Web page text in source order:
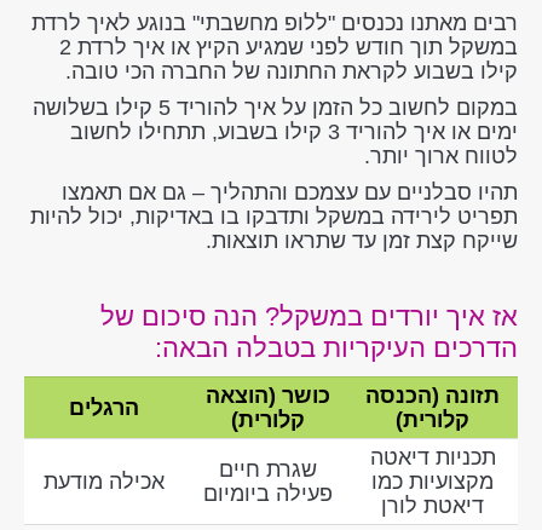
רבים מאתנו נכנסים "ללופ מחשבתי" בנוגע לאיך לרדת
במשקל תוך חודש לפני שמגיע הקיץ או איך לרדת 2
קילו בשבוע לקראת החתונה של החברה הכי טובה.
במקום לחשוב כל הזמן על איך להוריד 5 קילו בשלושה
ימים או איך להוריד 3 קילו בשבוע, תתחילו לחשוב
לטווח ארוך יותר.
תהיו סבלניים עם עצמכם והתהליך – גם אם תאמצו
תפריט לירידה במשקל ותדבקו בו באדיקות, יכול להיות
שייקח קצת זמן עד שתראו תוצאות.
אז איך יורדים במשקל? הנה סיכום של
הדרכים העיקריות בטבלה הבאה:
תזונה (הכנסה
קלורית)
כושר (הוצאה
קלורית)
הרגלים
תכניות דיאטה
מקצועיות כמו
דיאטת לורן
שגרת חיים
פעילה ביומיום
אכילה מודעת